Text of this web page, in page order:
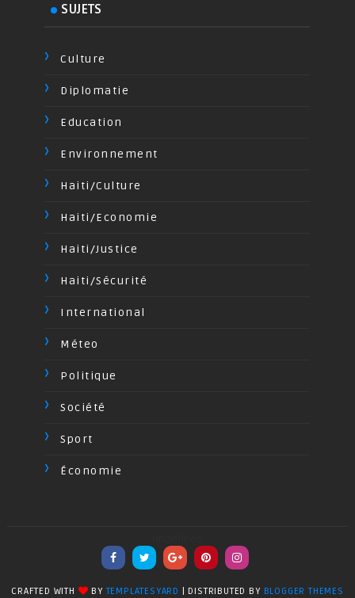
SUJETS
Culture
Diplomatie
Education
Environnement
Haiti/Culture
Haiti/Economie
Haiti/Justice
Haiti/Sécurité
International
Méteo
Politique
Société
Sport
Économie
CRAFTED WITH BYTEMPLATESYARD | DISTRIBUTED BY BLOGGER THEMES